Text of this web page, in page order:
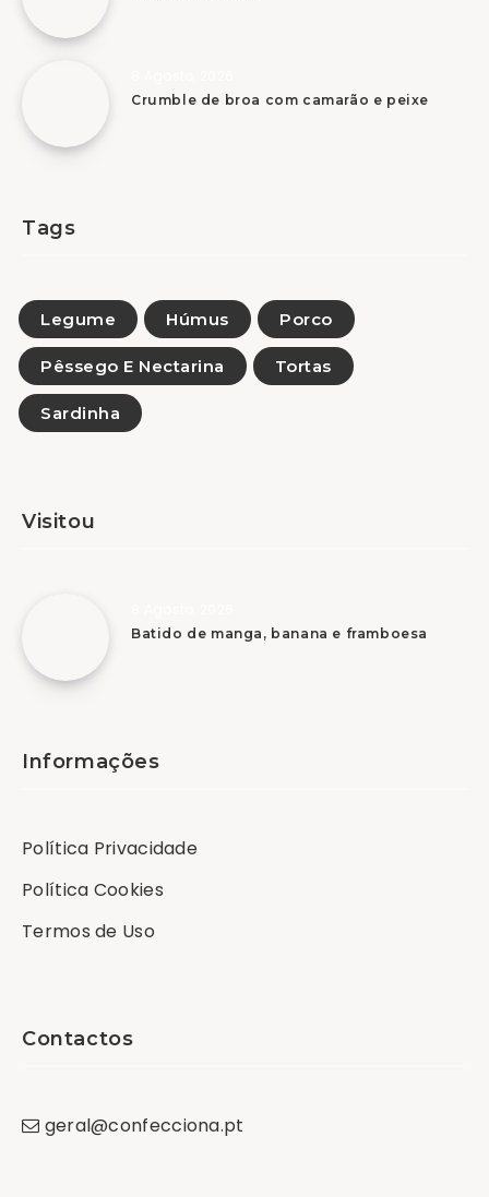
Crumble de broa com camarão e peixe
Tags
Legume Húmus Porco
Pêssego E Nectarina Tortas
Sardinha
Visitou
Batido de manga, banana e framboesa
Informações
Política Privacidade
Política Cookies
Termos de Uso
Contactos
geral@confecciona.pt